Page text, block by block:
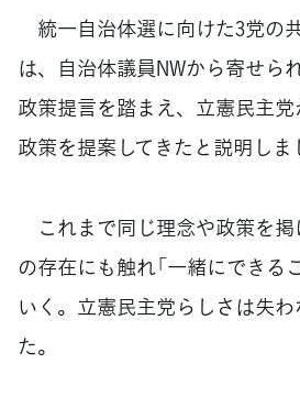
統一自治体選に向けた3党の
は、自治体議員NWから寄せら
政策提言を踏まえ、立憲民主
政策を提案してきたと説明しま
これまで同じ理念や政策を掲
の存在にも触れ「一緒にできる
いく。立憲民主党らしさは失わ
た。